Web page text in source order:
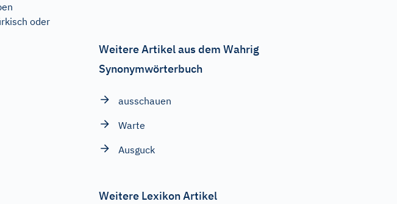
oder
Weitere Artikel aus dem Wahrig
Synonymwörterbuch
ausschauen
Warte
Ausguck
Weitere Lexikon Artikel